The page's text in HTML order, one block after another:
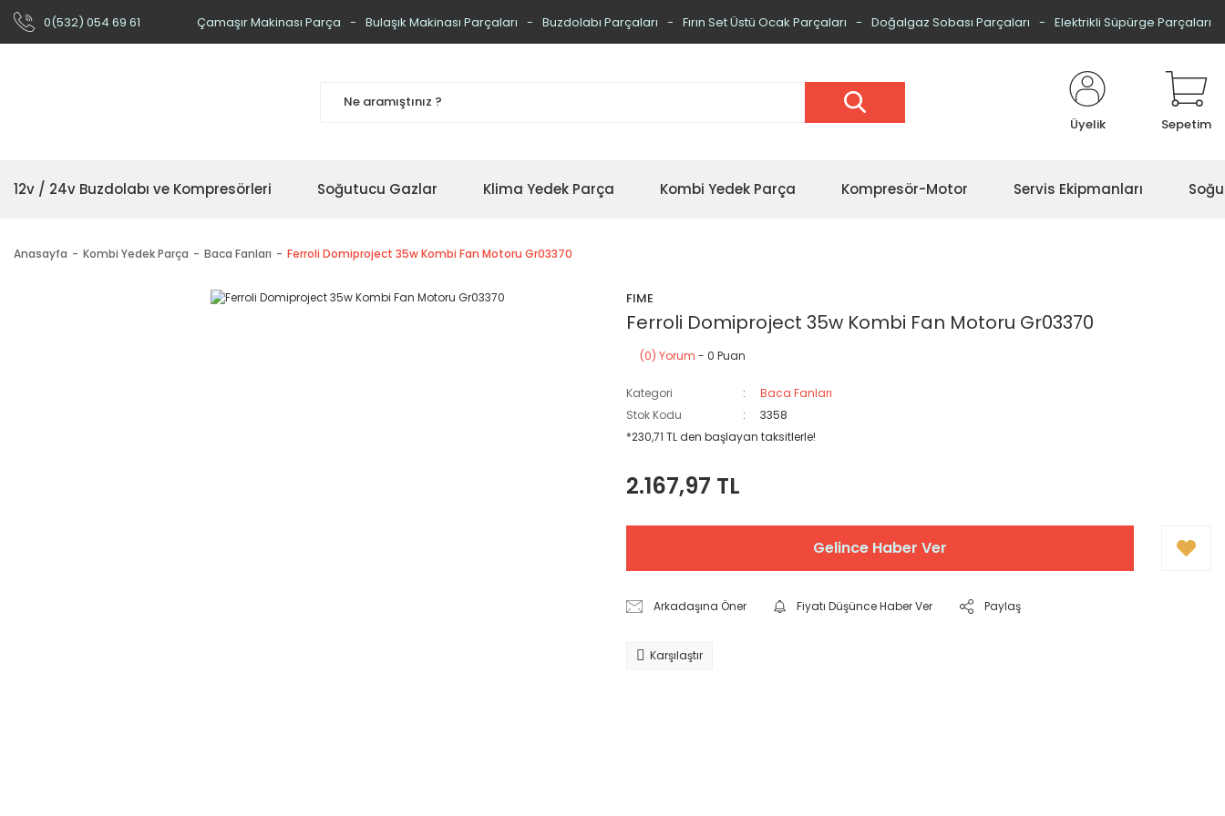
0(532) 054 69 61 Çamaşır Makinası Parça Bulaşık Makinası Parçaları Buzdolabı Parçaları Fırın Set Üstü Ocak Parçaları Doğalgaz Sobası Parçaları Elektrikli Süpürge Parçaları
Üyelik Sepetim
12v / 24v Buzdolabı ve Kompresörleri Soğutucu Gazlar Klima Yedek Parça Kombi Yedek Parça Kompresör-Motor Servis Ekipmanları
Anasayfa Kombi Yedek Parça Baca Fanları Ferroli Domiproject 35w Kombi Fan Motoru Gr03370
FIME
Ferroli Domiproject 35w Kombi Fan Motoru Gr03370
(0) Yorum - 0 Puan
Kategori
Baca Fanları
Stok Kodu
3358
*230,71 TL den başlayan taksitlerle!
2.167,97 TL
Gelince Haber Ver
Arkadaşına Öner Fiyatı Düşünce Haber Ver Paylaş
Karşılaştır